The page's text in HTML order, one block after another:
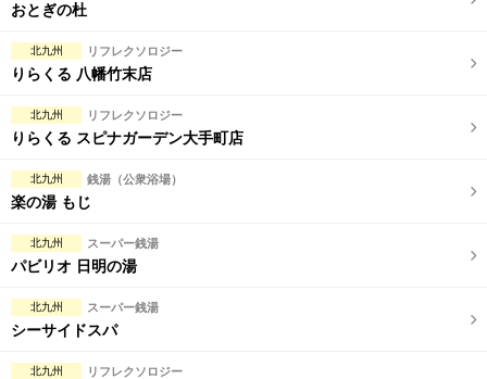
おとぎの杜
北九州 リフレクソロジー
りらくる 八幡竹末店
北九州 リフレクソロジー
りらくる スピナガーデン大手町店
北九州 銭湯（公衆浴場）
楽の湯 もじ
北九州 スーパー銭湯
パビリオ 日明の湯
北九州 スーパー銭湯
シーサイドスパ
北九州 リフレクソロジー